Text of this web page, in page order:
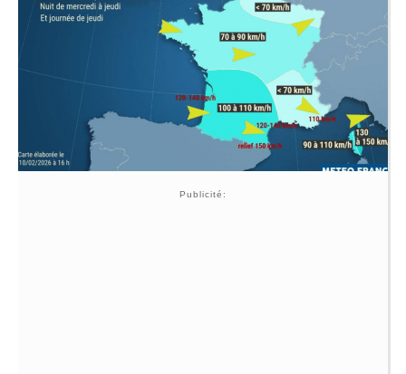
Publicité: